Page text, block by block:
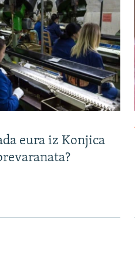
eura iz Konjica